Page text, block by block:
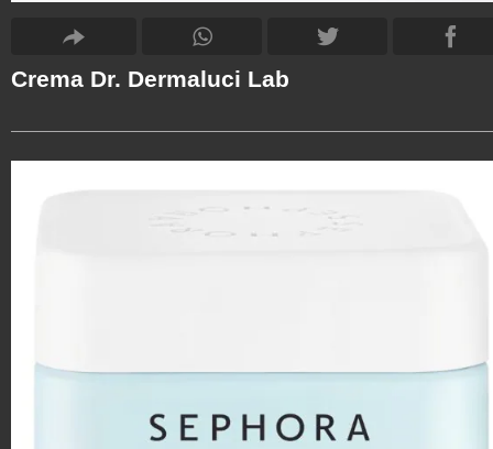
Crema Dr. Dermaluci Lab